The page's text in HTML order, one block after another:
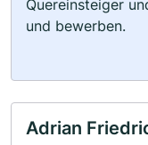
Quereinsteiger
und bewerben.
Adrian